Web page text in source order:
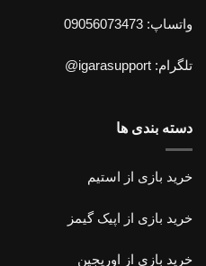
واتساپ: 09056073473
تلگرام: igarasupport@
دسته بندی ها
خرید بازی از استیم
خرید بازی از اپیک گیمز
خرید بازی از اوریجین